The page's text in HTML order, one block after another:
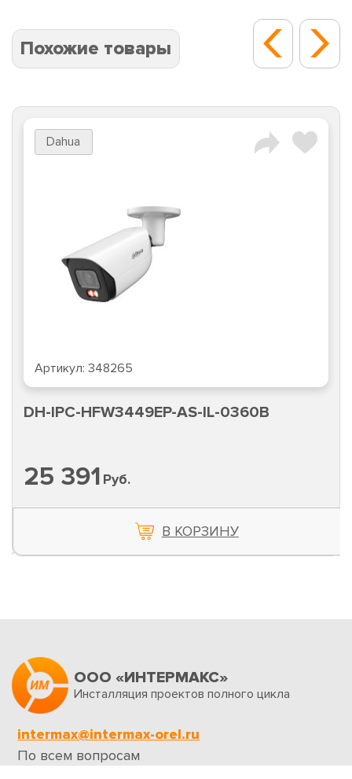
Похожие товары
Dahua
Артикул: 348265
DH-IPC-HFW3449EP-AS-IL-0360B
25 391 Руб.
В КОРЗИНУ
ООО «ИНТЕРМАКС»
Инсталляция проектов полного цикла
intermax@intermax-orel.ru
По всем вопросам